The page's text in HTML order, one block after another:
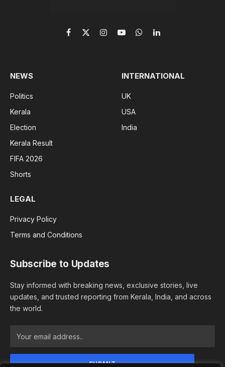
Facebook
X
InstagramYouTubeWhatsAppLinkedIn
NEWS
Politics
Kerala
Election
Kerala Result
FIFA 2026
Shorts
INTERNATIONAL
UK
USA
India
LEGAL
Privacy Policy
Terms and Conditions
Subscribe to Updates
Stay informed with breaking news, exclusive stories, live
updates, and trusted reporting from Kerala, India, and across
the world.